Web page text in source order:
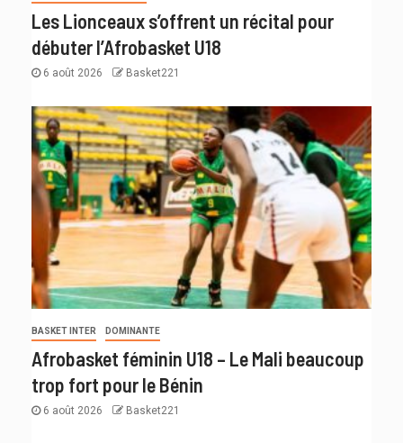
Les Lionceaux s’offrent un récital pour
débuter l’Afrobasket U18
6 août 2026 Basket221
BASKET INTER DOMINANTE
Afrobasket féminin U18 – Le Mali beaucoup
trop fort pour le Bénin
6 août 2026 Basket221